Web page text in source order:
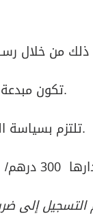
8- تكون مبدعة وصاحبة موهبة متميزة يمكن استثمارها في المركز.
9- تلتزم بسياسة التسجيل والقوانين العامة في سجايا فتيات الشارقة.